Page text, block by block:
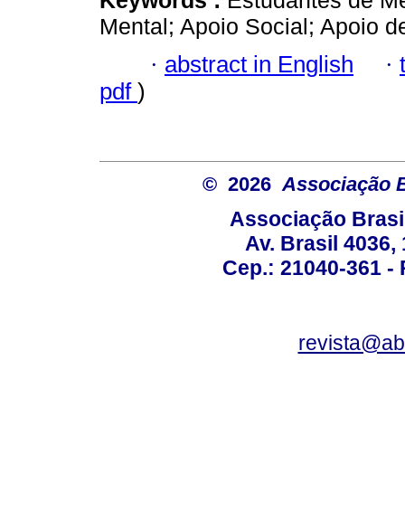
Mental; Apoio Social; Apoio
· abstract in English ·
pdf )
© 2026Associação
Associação
Av. Brasil 4036,
Cep.: 21040-361